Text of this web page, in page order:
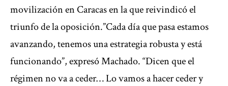
movilización en Caracas en la que reivindicó el
triunfo de la oposición.”Cada día que pasa estamos
avanzando, tenemos una estrategia robusta y está
funcionando”, expresó Machado. “Dicen que el
régimen no va a ceder…Lo vamos a hacer cedery